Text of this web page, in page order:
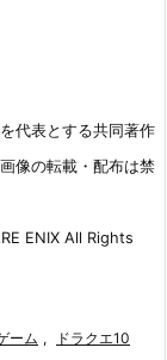
代表とする共同著作
像の転載・配布は禁
ENIX All Rights
ーム , ドラクエ10